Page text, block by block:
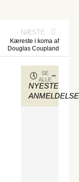
NÆSTE
Kæreste i koma af
Douglas Coupland
NYESTE
SE
ALLE